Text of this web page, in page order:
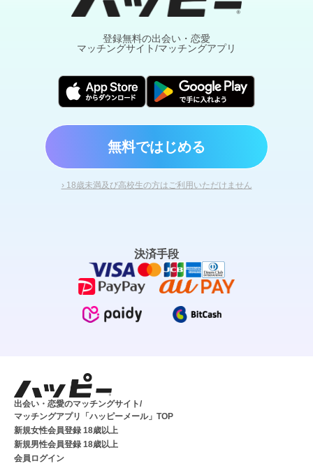
登録無料の出会い・恋愛
マッチングサイト/マッチングアプリ
無料ではじめる
› 18歳未満及び高校生の方はご利用いただけません
決済手段
出会い・恋愛のマッチングサイト/
マッチングアプリ「ハッピーメール」TOP
新規女性会員登録 18歳以上
新規男性会員登録 18歳以上
会員ログイン